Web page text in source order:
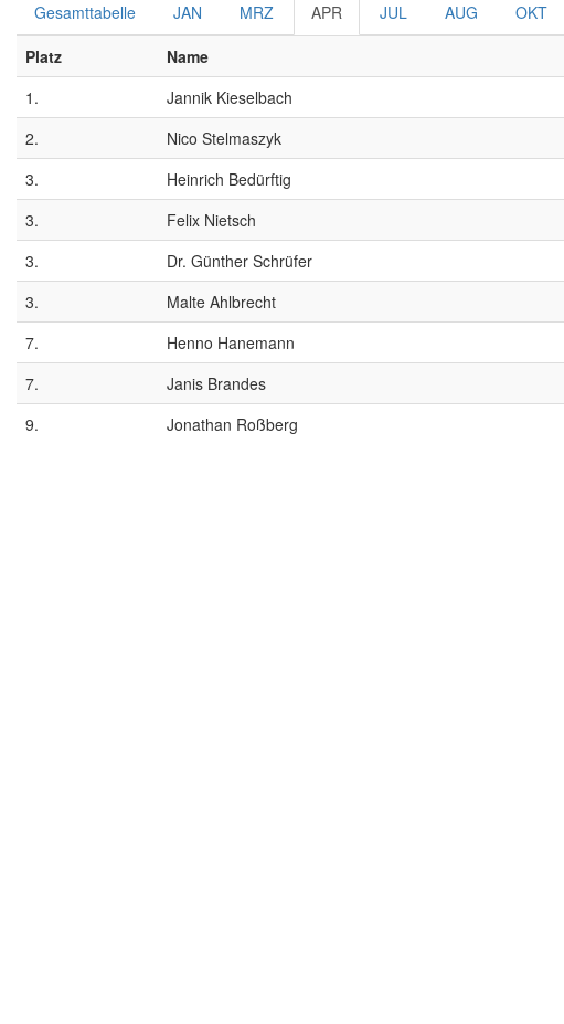
Gesamttabelle JAN MRZ APR JUL AUG OKT
Platz
Name
1.
Jannik Kieselbach
2.
Nico Stelmaszyk
3.
Heinrich Bedürftig
3.
Felix Nietsch
3.
Dr. Günther Schrüfer
3.
Malte Ahlbrecht
7.
Henno Hanemann
7.
Janis Brandes
9.
Jonathan Roßberg